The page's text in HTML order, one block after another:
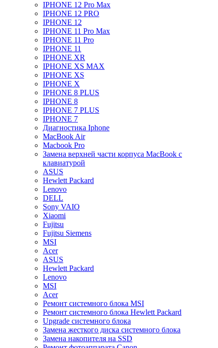
IPHONE 12 Pro Max
IPHONE 12 PRO
IPHONE 12
IPHONE 11 Pro Max
IPHONE 11 Pro
IPHONE 11
IPHONE XR
IPHONE XS MAX
IPHONE XS
IPHONE X
IPHONE 8 PLUS
IPHONE 8
IPHONE 7 PLUS
IPHONE 7
Диагностика Iphone
MacBook Air
Macbook Pro
Замена верхней части корпуса MacBook с
клавиатурой
ASUS
Hewlett Packard
Lenovo
DELL
Sony VAIO
Xiaomi
Fujitsu
Fujitsu Siemens
MSI
Acer
ASUS
Hewlett Packard
Lenovo
MSI
Acer
Ремонт системного блока MSI
Ремонт системного блока Hewlett Packard
Upgrade системного блока
Замена жесткого диска системного блока
Замена накопителя на SSD